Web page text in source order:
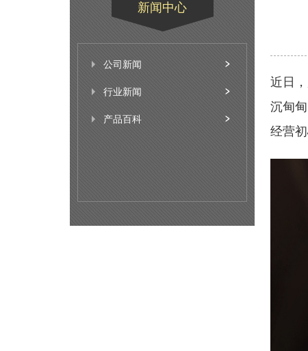
新闻中心
公司新闻
行业新闻
产品百科
近日
沉甸
经营